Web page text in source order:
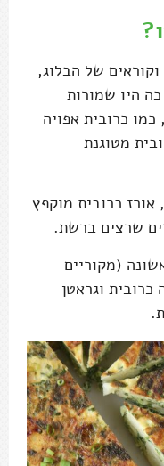
של הבלוג,
היו שמורות
כרובית אפויה
מטוגנת
אורז כרובית מוקפץ
שרצים ברשת.
(מקוריים
וגראטן